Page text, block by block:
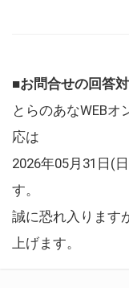
■お問合せの回答
とらのあなWEB
応は
2026年05月31日(
す。
誠に恐れ入ります
上げます。